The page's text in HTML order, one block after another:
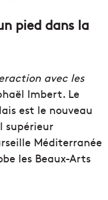
pied dans la
avec les
Imbert. Le
est le nouveau
supérieur
Méditerranée
les Beaux-Arts